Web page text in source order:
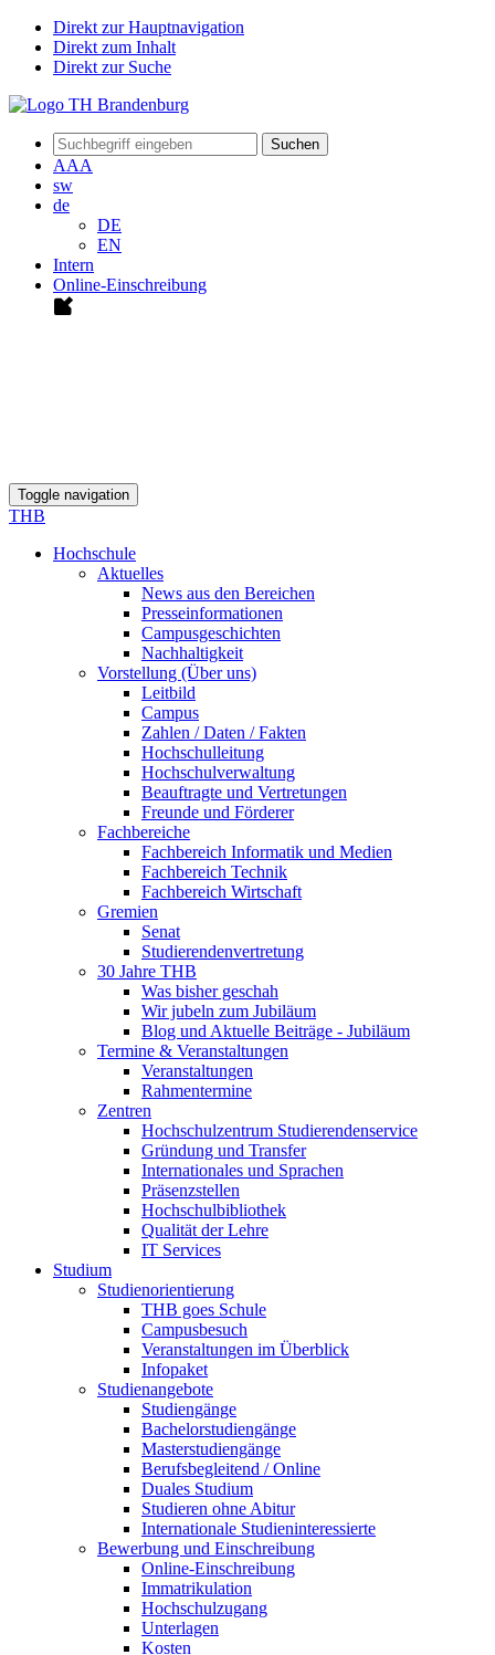
Direkt zur Hauptnavigation
Direkt zum Inhalt
Direkt zur Suche
Suchen
AAA
sw
de
DE
EN
Intern
Online-Einschreibung
Toggle navigation
THB
Hochschule
Aktuelles
News aus den Bereichen
Presseinformationen
Campusgeschichten
Nachhaltigkeit
Vorstellung (Über uns)
Leitbild
Campus
Zahlen / Daten / Fakten
Hochschulleitung
Hochschulverwaltung
Beauftragte und Vertretungen
Freunde und Förderer
Fachbereiche
Fachbereich Informatik und Medien
Fachbereich Technik
Fachbereich Wirtschaft
Gremien
Senat
Studierendenvertretung
30 Jahre THB
Was bisher geschah
Wir jubeln zum Jubiläum
Blog und Aktuelle Beiträge - Jubiläum
Termine & Veranstaltungen
Veranstaltungen
Rahmentermine
Zentren
Hochschulzentrum Studierendenservice
Gründung und Transfer
Internationales und Sprachen
Präsenzstellen
Hochschulbibliothek
Qualität der Lehre
IT Services
Studium
Studienorientierung
THB goes Schule
Campusbesuch
Veranstaltungen im Überblick
Infopaket
Studienangebote
Studiengänge
Bachelorstudiengänge
Masterstudiengänge
Berufsbegleitend / Online
Duales Studium
Studieren ohne Abitur
Internationale Studieninteressierte
Bewerbung und Einschreibung
Online-Einschreibung
Immatrikulation
Hochschulzugang
Unterlagen
Kosten